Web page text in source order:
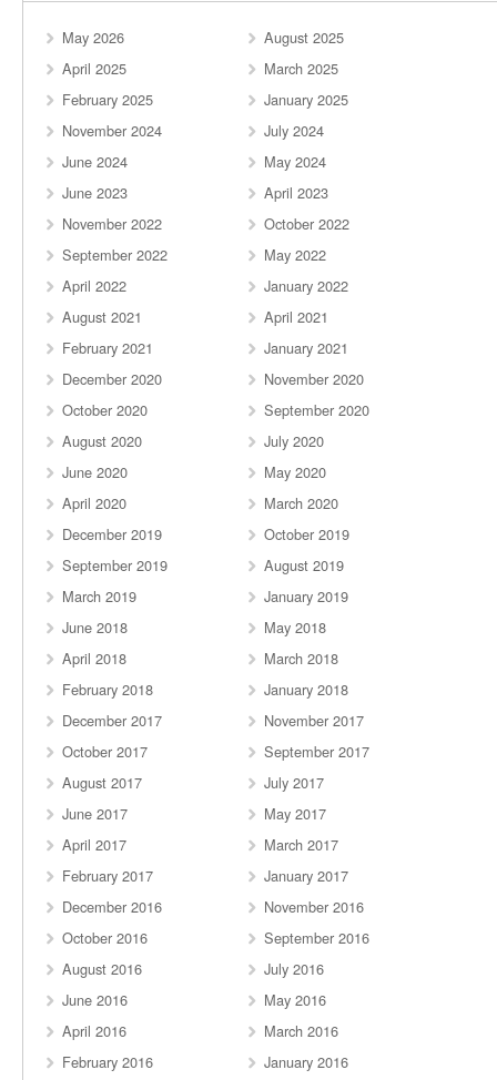
May 2026
August 2025
April 2025
March 2025
February 2025
January 2025
November 2024
July 2024
June 2024
May 2024
June 2023
April 2023
November 2022
October 2022
September 2022
May 2022
April 2022
January 2022
August 2021
April 2021
February 2021
January 2021
December 2020
November 2020
October 2020
September 2020
August 2020
July 2020
June 2020
May 2020
April 2020
March 2020
December 2019
October 2019
September 2019
August 2019
March 2019
January 2019
June 2018
May 2018
April 2018
March 2018
February 2018
January 2018
December 2017
November 2017
October 2017
September 2017
August 2017
July 2017
June 2017
May 2017
April 2017
March 2017
February 2017
January 2017
December 2016
November 2016
October 2016
September 2016
August 2016
July 2016
June 2016
May 2016
April 2016
March 2016
February 2016
January 2016